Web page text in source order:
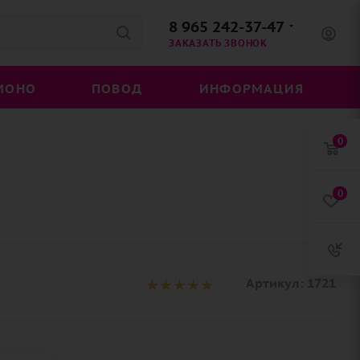
8 965 242-37-47
ЗАКАЗАТЬ ЗВОНОК
ПОВОД ИНФОРМАЦИЯ
0
0